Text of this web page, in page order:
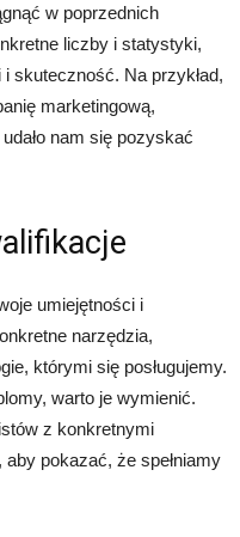
w poprzednich
liczby i statystyki,
skuteczność. Na przykład,
marketingową,
nam się pozyskać
umiejętności i
narzędzia,
którymi się posługujemy.
warto je wymienić.
z konkretnymi
pokazać, że spełniamy